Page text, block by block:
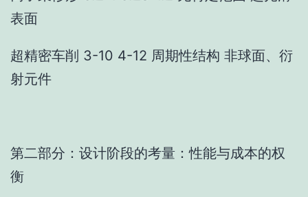
表面
超精密车削 3-10 4-12 周期性结构 非球面、衍
射元件
第二部分：设计阶段的考量：性能与成本的权
衡